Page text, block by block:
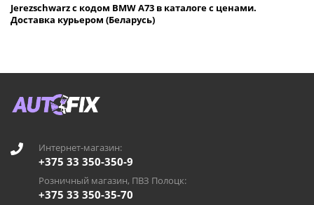
Jerezschwarz с кодом BMW A73 в каталоге с ценами.
Доставка курьером (Беларусь)
Интернет-магазин:
+375 33 350-350-9
Розничный магазин, ПВЗ Полоцк:
+375 33 350-35-70